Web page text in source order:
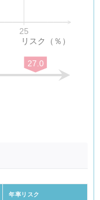
リスク（％）
25
27.0
年率リスク
年0.605%（税抜年0.55%）
年0.26%